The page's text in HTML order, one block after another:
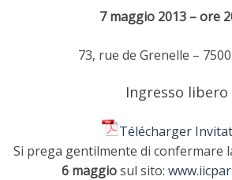
7 maggio 2013 – ore
73, rue de Grenelle –
Ingresso libero
Télécharger
Si prega gentilmente di confermare
6 maggiosul sito: